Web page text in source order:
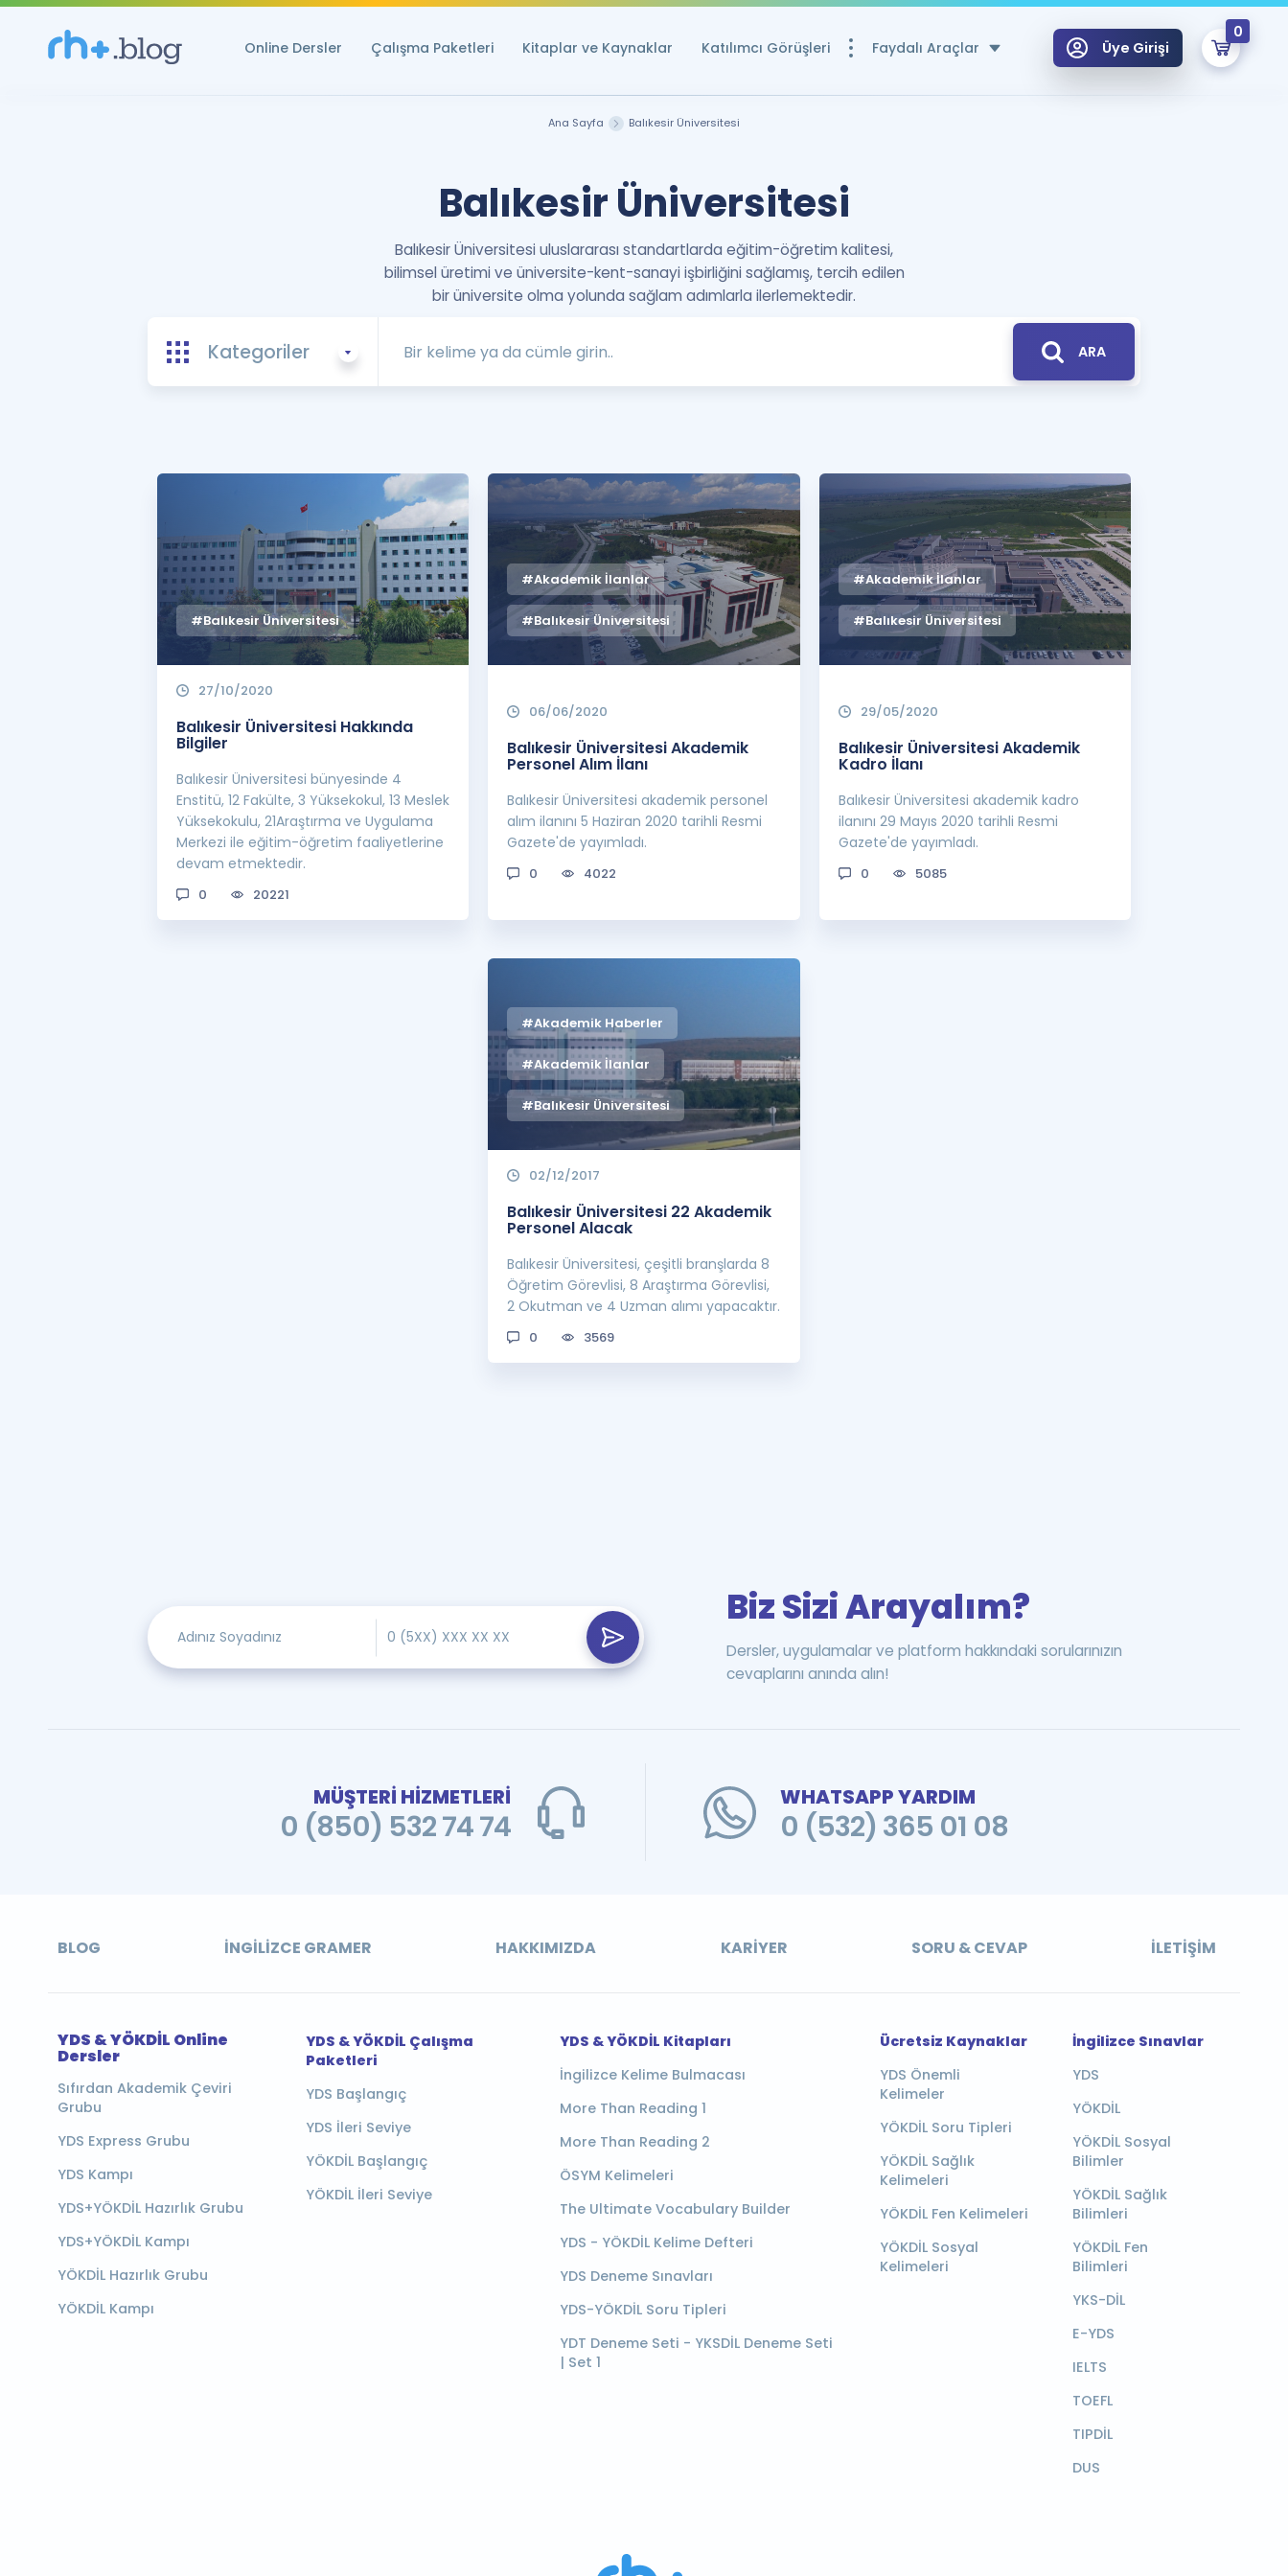
Online Dersler Çalışma Paketleri Kitaplar ve Kaynaklar Katılımcı Görüşleri Faydalı Araçlar
Sözlük
İngilizce Sınavları için Özel Sözlük
Puan Hesaplama
YDS ve YÖKDİL Puan Hesaplama Aracı
ÖSYM Sınav Takvimi
Eğitim ve Kitaplara Özel Fırsatlar
Blog
YDS - YÖKDİL Tüm Sınavlarla İlgili Haberler
İngilizce Gramer
İngilizce Gramer ve Konu Anlatımı
Üye Girişi
0
Şifremi Hatırlamıyorum
Remzi Hoca ile seni sınava hazırlayacak onlarca eğitim seni bekliyor!
Ana Sayfa Balıkesir Üniversitesi
Balıkesir Üniversitesi
Balıkesir Üniversitesi uluslararası standartlarda eğitim-öğretim kalitesi,
bilimsel üretimi ve üniversite-kent-sanayi işbirliğini sağlamış, tercih edilen
bir üniversite olma yolunda sağlam adımlarla ilerlemektedir.
Kategoriler ARA
#Balıkesir Üniversitesi
27/10/2020
Balıkesir Üniversitesi Hakkında
Bilgiler
Balıkesir Üniversitesi bünyesinde 4
Enstitü, 12 Fakülte, 3 Yüksekokul, 13 Meslek
Yüksekokulu, 21Araştırma ve Uygulama
Merkezi ile eğitim-öğretim faaliyetlerine
devam etmektedir.
0 20221
#Akademik İlanlar
#Balıkesir Üniversitesi
06/06/2020
Balıkesir Üniversitesi Akademik
Personel Alım İlanı
Balıkesir Üniversitesi akademik personel
alım ilanını 5 Haziran 2020 tarihli Resmi
Gazete'de yayımladı.
0 4022
#Akademik İlanlar
#Balıkesir Üniversitesi
29/05/2020
Balıkesir Üniversitesi Akademik
Kadro İlanı
Balıkesir Üniversitesi akademik kadro
ilanını 29 Mayıs 2020 tarihli Resmi
Gazete'de yayımladı.
0 5085
#Akademik Haberler
#Akademik İlanlar
#Balıkesir Üniversitesi
02/12/2017
Balıkesir Üniversitesi 22 Akademik
Personel Alacak
Balıkesir Üniversitesi, çeşitli branşlarda 8
Öğretim Görevlisi, 8 Araştırma Görevlisi,
2 Okutman ve 4 Uzman alımı yapacaktır.
0 3569
Biz Sizi Arayalım?
Dersler, uygulamalar ve platform hakkındaki sorularınızın
cevaplarını anında alın!
MÜŞTERİ HİZMETLERİ
0 (850) 532 74 74
WHATSAPP YARDIM
0 (532) 365 01 08
BLOG İNGILIZCE GRAMER HAKKIMIZDA KARIYER SORU & CEVAP İLETIŞIM
YDS & YÖKDİL Online
Dersler
Sıfırdan Akademik Çeviri
Grubu
YDS Express Grubu
YDS Kampı
YDS+YÖKDİL Hazırlık Grubu
YDS+YÖKDİL Kampı
YÖKDİL Hazırlık Grubu
YÖKDİL Kampı
YDS & YÖKDİL Çalışma
Paketleri
YDS Başlangıç
YDS İleri Seviye
YÖKDİL Başlangıç
YÖKDİL İleri Seviye
YDS & YÖKDİL Kitapları
İngilizce Kelime Bulmacası
More Than Reading 1
More Than Reading 2
ÖSYM Kelimeleri
The Ultimate Vocabulary Builder
YDS - YÖKDİL Kelime Defteri
YDS Deneme Sınavları
YDS-YÖKDİL Soru Tipleri
YDT Deneme Seti - YKSDİL Deneme Seti
| Set 1
Ücretsiz Kaynaklar
YDS Önemli
Kelimeler
YÖKDİL Soru Tipleri
YÖKDİL Sağlık
Kelimeleri
YÖKDİL Fen Kelimeleri
YÖKDİL Sosyal
Kelimeleri
İngilizce Sınavlar
YDS
YÖKDİL
YÖKDİL Sosyal
Bilimler
YÖKDİL Sağlık
Bilimleri
YÖKDİL Fen
Bilimleri
YKS-DİL
E-YDS
IELTS
TOEFL
TIPDİL
DUS